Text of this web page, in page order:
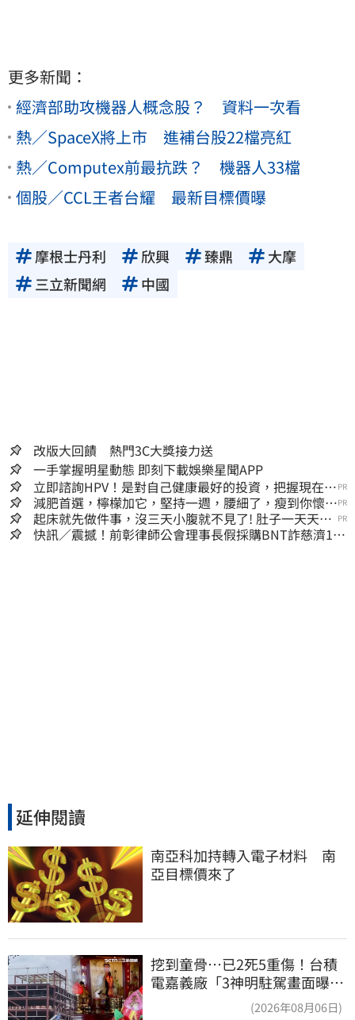
更多新聞：
經濟部助攻機器人概念股？ 資料一次看
熱／SpaceX將上市 進補台股22檔亮紅
熱／Computex前最抗跌？ 機器人33檔
個股／CCL王者台耀 最新目標價曝
摩根士丹利 欣興 臻鼎
大摩
三立新聞網
中國
改版大回饋 熱門3C大獎接力送
一手掌握明星動態 即刻下載娛樂星聞APP
立即諮詢HPV！是對自己健康最好的投資，把握現在不
嫌晚！
PR
減肥首選，檸檬加它，堅持一週，腰細了，瘦到你懷疑
人生
PR
起床就先做件事，沒三天小腹就不見了! 肚子一天天變
小！
PR
快訊／震撼！前彰律師公會理事長假採購BNT詐慈濟10
延伸閱讀
南亞科加持轉入電子材料　南
亞目標價來了
挖到童骨…已2死5重傷！台積
電嘉義廠「3神明駐駕畫面曝
(2026年08月06日)